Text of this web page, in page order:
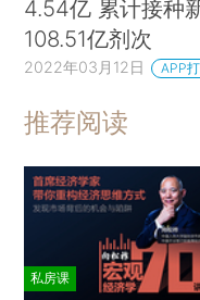
4.54亿 累计接种
108.51亿剂次
2022年03月12日 APP
推荐阅读
私房课